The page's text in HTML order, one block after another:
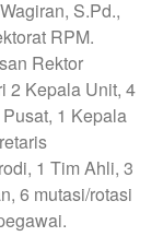
S.Pd.,
RPM.
Rektor
2 Kepala Unit, 4
1 Kepala
1 Tim Ahli, 3
6 mutasi/rotasi